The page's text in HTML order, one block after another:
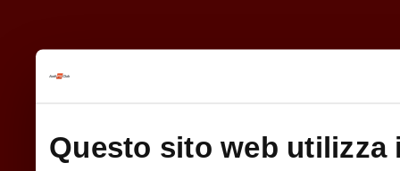
Questo sito web utilizza